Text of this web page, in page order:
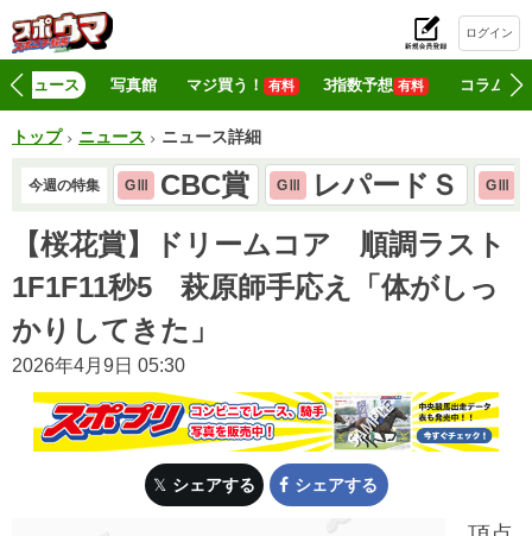
ログイン
ニュース 写真館 マジ買う！ 有料 3指数予想 有料 コラム
トップ ニュース ニュース詳細
今週の特集 GⅢ CBC賞 GⅢ レパードＳ GⅢ
【桜花賞】ドリームコア 順調ラスト
1F1F11秒5 萩原師手応え「体がしっ
かりしてきた」
2026年4月9日 05:30
シェアする シェアする